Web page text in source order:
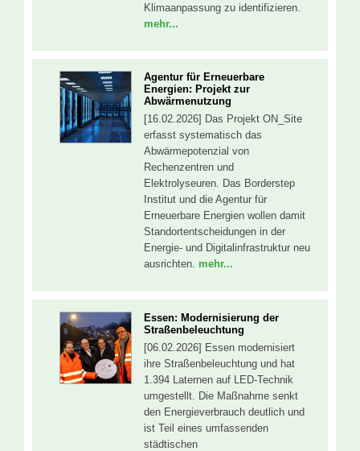
Klimaanpassung zu identifizieren.
mehr...
Agentur für Erneuerbare
Energien: Projekt zur
Abwärmenutzung
[16.02.2026] Das Projekt ON_Site
erfasst systematisch das
Abwärmepotenzial von
Rechenzentren und
Elektrolyseuren. Das Borderstep
Institut und die Agentur für
Erneuerbare Energien wollen damit
Standortentscheidungen in der
Energie- und Digitalinfrastruktur neu
ausrichten. mehr...
Essen: Modernisierung der
Straßenbeleuchtung
[06.02.2026] Essen modernisiert
ihre Straßenbeleuchtung und hat
1.394 Laternen auf LED-Technik
umgestellt. Die Maßnahme senkt
den Energieverbrauch deutlich und
ist Teil eines umfassenden
städtischen